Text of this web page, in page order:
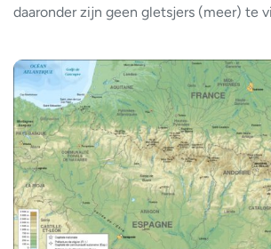
daaronder zijn geen gletsjers (meer) te